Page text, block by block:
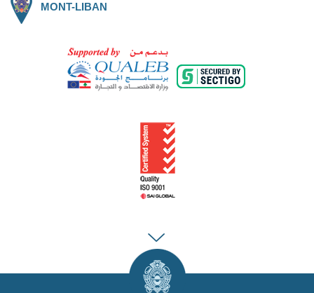
MONT-LIBAN